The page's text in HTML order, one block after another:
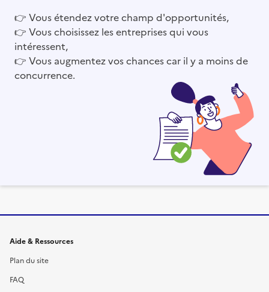
👉 Vous étendez votre champ d'opportunités,
👉 Vous choisissez les entreprises qui vous
intéressent,
👉 Vous augmentez vos chances car il y a moins de
concurrence.
Informations et liens du site
Aide & Ressources
Plan du site
FAQ